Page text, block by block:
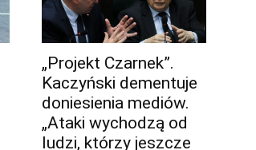
„Projekt Czarnek”.
Kaczyński dementuje
doniesienia mediów.
„Ataki wychodzą od
ludzi, którzy jeszcze